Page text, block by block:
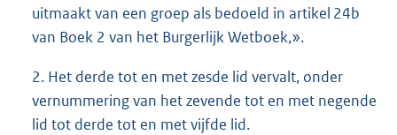
uitmaakt van een groep als bedoeld in artikel 24b
van Boek 2 van het Burgerlijk Wetboek,».
2. Het derde tot en met zesde lid vervalt, onder
vernummering van het zevende tot en met negende
lid tot derde tot en met vijfde lid.